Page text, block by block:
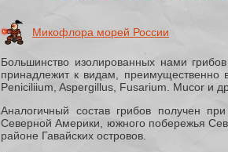
Микофлора морей России
Большинство изолированных нами
принадлежит к видам,
Peniciliium, Aspergillus, Fusarium. Mucor и
Аналогичный состав грибов получен
Северной Америки, южного побережья
районе Гавайских островов.